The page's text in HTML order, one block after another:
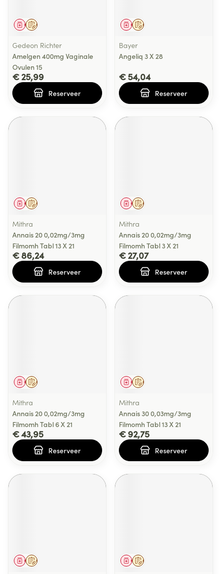
Op voorschrift
Geneesmiddel
Gedeon Richter
Amelgen 400mg Vaginale
Ovulen 15
€ 25,99
Reserveer
Op voorschrift
Geneesmiddel
Bayer
Angeliq 3 X 28
€ 54,04
Reserveer
Op voorschrift
Geneesmiddel
Mithra
Annais 20 0,02mg/3mg
Filmomh Tabl 13 X 21
€ 86,24
Reserveer
Op voorschrift
Geneesmiddel
Mithra
Annais 20 0,02mg/3mg
Filmomh Tabl 3 X 21
€ 27,07
Reserveer
Op voorschrift
Geneesmiddel
Mithra
Annais 20 0,02mg/3mg
Filmomh Tabl 6 X 21
€ 43,95
Reserveer
Op voorschrift
Geneesmiddel
Mithra
Annais 30 0,03mg/3mg
Filmomh Tabl 13 X 21
€ 92,75
Reserveer
Op voorschrift
Geneesmiddel Op voorschrift
Geneesmiddel